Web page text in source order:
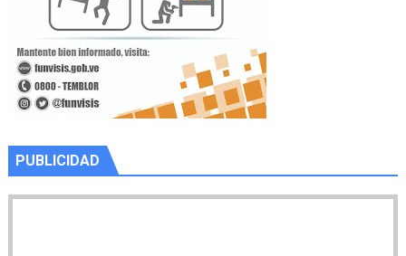
PUBLICIDAD